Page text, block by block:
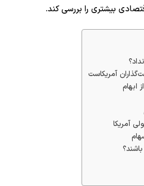
بیشتری را بررسی کند.
آمریکاست
ابهام
آمریکا